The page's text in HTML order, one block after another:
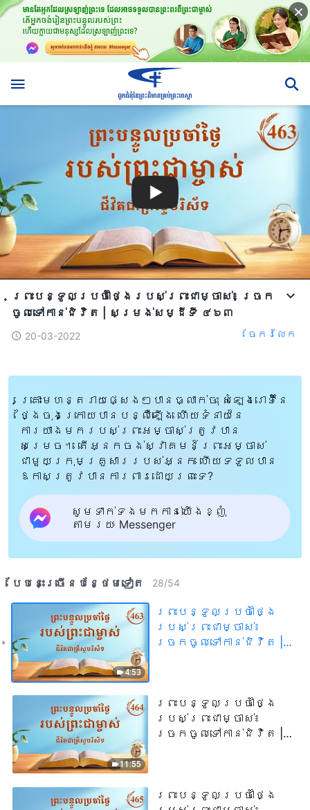
ព្រះបន្ទូលប្រចាំថ្ងៃរបស់ព្រះជាម្ចាស់៖ ច្រក
ចូលទៅកាន់ជិវិត | សម្រង់សម្ដីទី ៤៦៣
20-03-2022 ចែក​រំលែក
គ្រោះមហន្តរាយផ្សេងៗបានធ្លាក់ចុះ សំឡេងរោទិ៍នៃ
ថ្ងៃចុងក្រោយបានបន្លឺឡើង ហើយទំនាយនៃ
ការយាងមករបស់ព្រះអម្ចាស់ត្រូវបាន
សម្រេច។ តើអ្នកចង់ស្វាគមន៍ព្រះអម្ចាស់
ជាមួយក្រុមគ្រួសាររបស់អ្នក ហើយទទួលបាន
ឱកាសត្រូវបានការពារដោយព្រះទេ?
សូមទាក់ទងមកកាន់យើងខ្ញុំ
តាមរយៈ Messenger
បែបនេះ​ច្រើនបន្ថែម​ទៀត​ 28/54
4:53
ព្រះបន្ទូលប្រចាំថ្ងៃ
របស់ព្រះជាម្ចាស់៖
ច្រកចូលទៅកាន់ជិវិត |
11:55
ព្រះបន្ទូលប្រចាំថ្ងៃ
របស់ព្រះជាម្ចាស់៖
ច្រកចូលទៅកាន់ជិវិត |
ព្រះបន្ទូលប្រចាំថ្ងៃ